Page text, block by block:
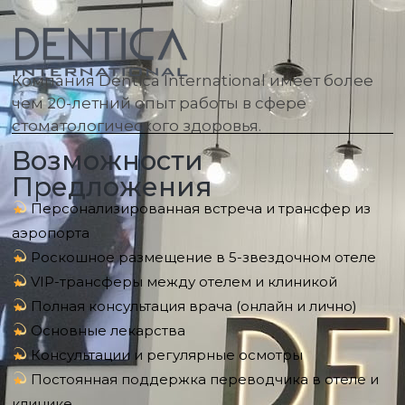
Компания Dentica International имеет более
чем 20-летний опыт работы в сфере
стоматологического здоровья.
Возможности
Предложения
Персонализированная встреча и трансфер из
аэропорта
Роскошное размещение в 5-звездочном отеле
VIP-трансферы между отелем и клиникой
Полная консультация врача (онлайн и лично)
Основные лекарства
Консультации и регулярные осмотры
Постоянная поддержка переводчика в отеле и